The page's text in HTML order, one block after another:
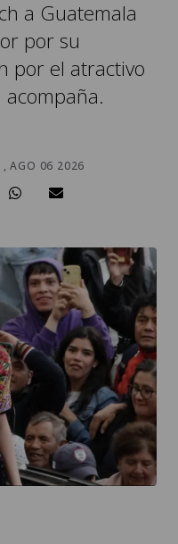
por el atractivo
AGO 06 2026